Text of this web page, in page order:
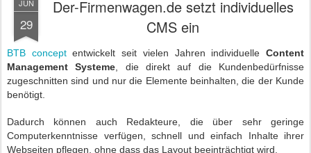
JUN
29
Der-Firmenwagen.de setzt individuelles
CMS ein
BTB conceptentwickelt seit vielen Jahren individuelleContent
Management Systeme , die direkt auf die Kundenbedürfnisse
zugeschnitten sind und nur die Elemente beinhalten, die der Kunde
benötigt.
Dadurch können auch Redakteure, die über sehr geringe
Computerkenntnisse verfügen, schnell und einfach Inhalte ihrer
Webseiten pflegen, ohne dass das Layout beeinträchtigt wird.